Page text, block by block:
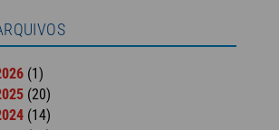
(1)
(20)
(14)